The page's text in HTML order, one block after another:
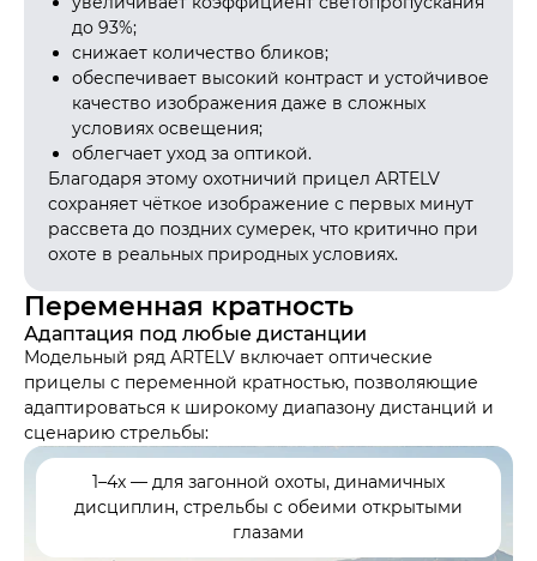
до 93%;
снижает количество бликов;
обеспечивает высокий контраст и устойчивое
качество изображения даже в сложных
условиях освещения;
облегчает уход за оптикой.
Благодаря этому охотничий прицел ARTELV
сохраняет чёткое изображение с первых минут
рассвета до поздних сумерек, что критично при
охоте в реальных природных условиях.
Переменная кратность
Адаптация под любые дистанции
Модельный ряд ARTELV включает оптические
прицелы с переменной кратностью, позволяющие
адаптироваться к широкому диапазону дистанций и
сценарию стрельбы:
1–4х — для загонной охоты, динамичных
дисциплин, стрельбы с обеими открытыми
глазами